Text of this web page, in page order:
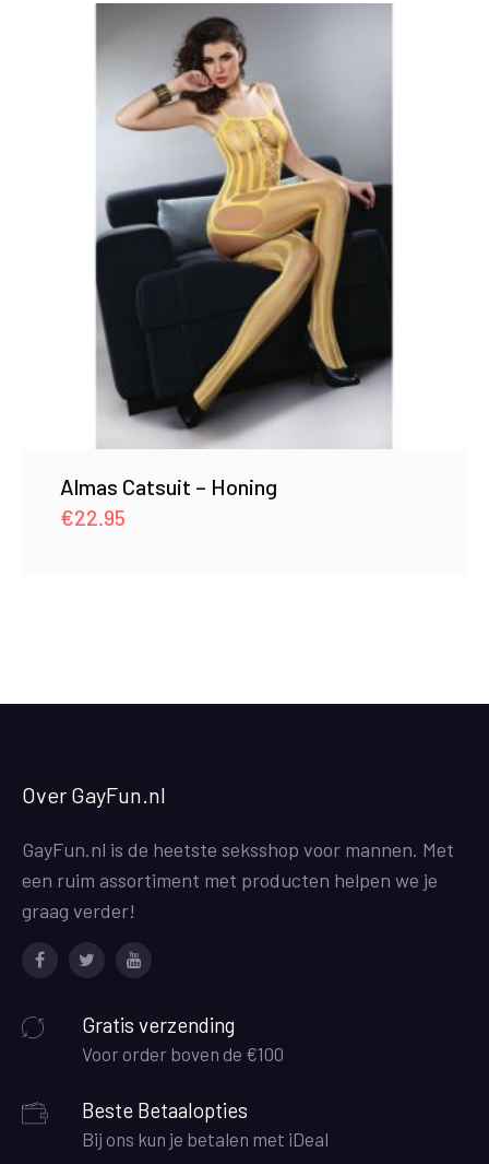
Almas Catsuit – Honing
€22.95
Over GayFun.nl
GayFun.nl is de heetste seksshop voor mannen. Met
een ruim assortiment met producten helpen we je
graag verder!
Gratis verzending
Voor order boven de €100
Beste Betaalopties
Bij ons kun je betalen met iDeal